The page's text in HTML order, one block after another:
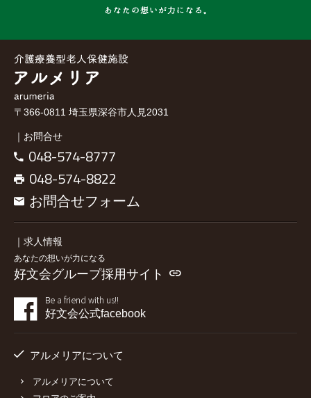
〒366-0811 埼玉県深谷市人見2031
｜お問合せ
048-574-8777
048-574-8822
お問合せフォーム
｜求人情報
あなたの想いが力になる
好文会グループ採用サイト
Be a friend with us!!
好文会公式facebook
アルメリアについて
アルメリアについて